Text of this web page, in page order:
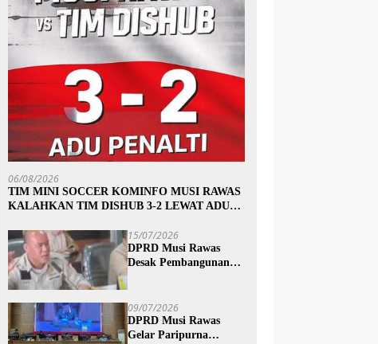
06/08/2026
TIM MINI SOCCER KOMINFO MUSI RAWAS
KALAHKAN TIM DISHUB 3-2 LEWAT ADU
15/07/2026
DPRD Musi Rawas
Desak Pembangunan
Dituntaskan
09/07/2026
DPRD Musi Rawas
Gelar Paripurna